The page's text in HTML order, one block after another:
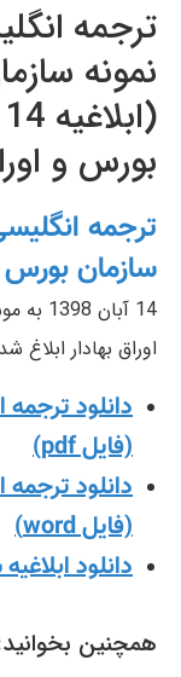
ترجمه
نمونه
بورس و
ترجمه
سازمان بورس و
14 آبان
اوراق بهادار ابلاغ
دانلود ترجمه
(فایل pdf)
دانلود ترجمه
(فایل word)
دانلود ابلاغیه
همچنین بخوانید: